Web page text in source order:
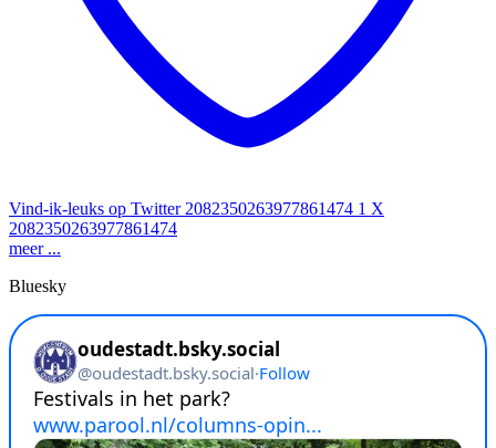
Vind-ik-leuks op Twitter 2082350263977861474 1 X
2082350263977861474
meer ...
Bluesky